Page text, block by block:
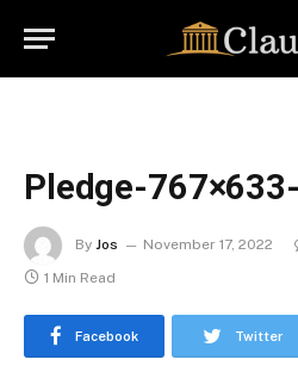
Pledge-
By Jos November 17, 2022
1 Min Read
Facebook Twitter